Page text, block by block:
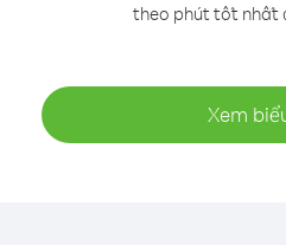
theo phút tốt nhất
Xem